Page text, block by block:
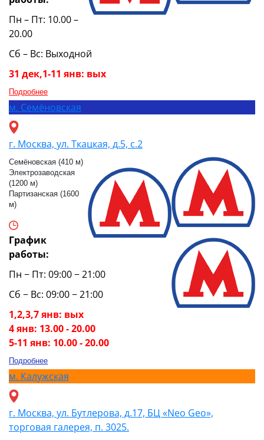
Пн – Пт: 10.00 –
20.00
Сб – Вс: Выходной
31 дек,1-11 янв: вых
Подробнее
м. Семёновская
г. Москва, ул. Ткацкая, д.5, с.2
Семёновская (410 м)
Электрозаводская
(1200 м)
Партизанская (1600
м)
График
работы:
Пн − Пт: 09:00 − 21:00
Сб − Вс: 09:00 − 21:00
1,2,3,7 янв: вых
4 янв: 13.00 - 20.00
5-11 янв: 10.00 - 20.00
Подробнее
м. Калужская
г. Москва, ул. Бутлерова, д.17, БЦ «Neo Geo»,
торговая галерея, п. 3025.